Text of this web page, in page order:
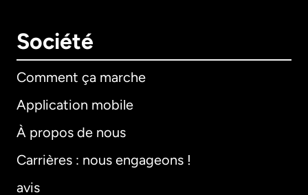
Société
Comment ça marche
Application mobile
À propos de nous
Carrières : nous engageons !
avis